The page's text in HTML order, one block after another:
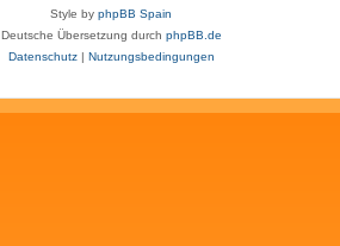
Style by phpBB Spain
Deutsche Übersetzung durch phpBB.de
Datenschutz| Nutzungsbedingungen